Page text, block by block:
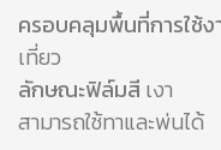
ครอบคลุมพื้นที่การใช้ง
เที่ยว
ลักษณะฟิล์มสี เงา
สามารถใช้ทาและพ่นได้